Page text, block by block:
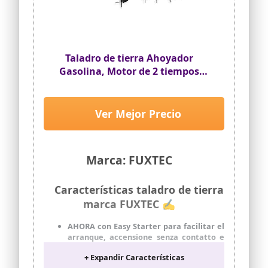
funcionamiento óptimo y duradero de
Taladro de tierra Ahoyador
Gasolina, Motor de 2 tiempos
con 3 brocas de 100/150/200mm
Marca: FUXTEC
Ver Mejor Precio
Características taladro de tierra
marca FUXTEC ✍
AHORA con Easy Starter para facilitar el
arranque, accensione senza contatto e
una broca de 100 mm, 150 mm y 200 mm
+ Expandir Características